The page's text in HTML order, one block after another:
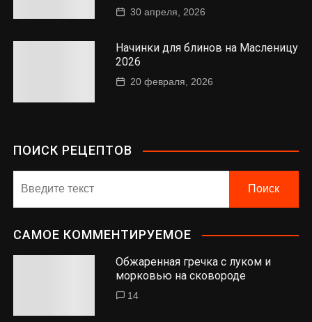
30 апреля, 2026
Начинки для блинов на Масленицу
2026
20 февраля, 2026
ПОИСК РЕЦЕПТОВ
САМОЕ КОММЕНТИРУЕМОЕ
Обжаренная гречка с луком и
морковью на сковороде
14